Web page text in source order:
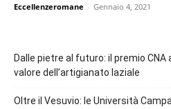
Eccellenzeromane - Gennaio 4, 2021
Dalle pietre al futuro: il premio
valore dell’artigianato laziale
Oltre il Vesuvio: le Università